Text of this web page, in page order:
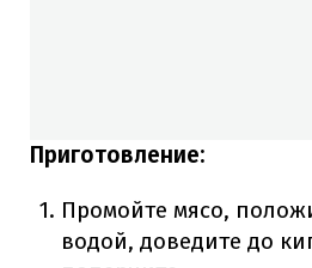
Приготовление:
Промойте мясо,
водой, доведите до